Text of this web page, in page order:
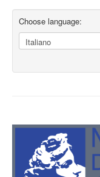
Choose language: